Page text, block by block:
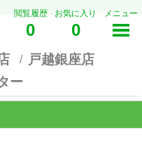
閲覧履歴
0
お気に入り
0
メニュー
戸越銀座店
ー